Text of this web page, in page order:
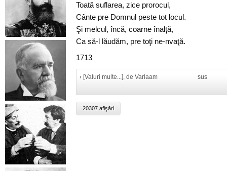
Toată suflarea, zice prorocul,
Cânte pre Domnul peste tot locul.
Şi melcul, încă, coarne înalţă,
Ca să-l lăudăm, pre toţi ne-nvaţă.
1713
‹ [Valuri multe...], de Varlaam sus
20307 afişări